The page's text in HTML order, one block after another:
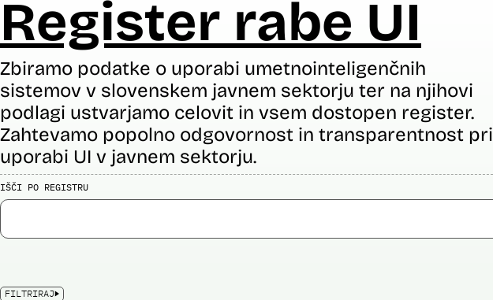
Register rabe UI
Zbiramo podatke o uporabi umetnointeligenčnih
sistemov v slovenskem javnem sektorju ter na njihovi
podlagi ustvarjamo celovit in vsem dostopen register.
Zahtevamo popolno odgovornost in transparentnost pri
uporabi UI v javnem sektorju.
IŠČI PO REGISTRU
FILTRIRAJ